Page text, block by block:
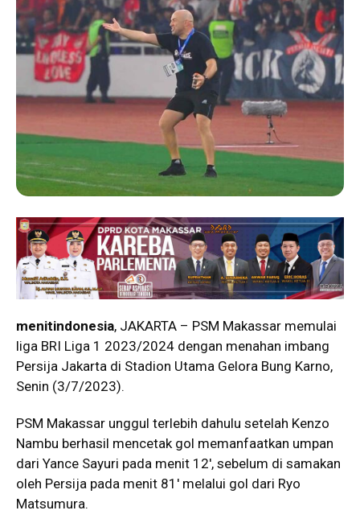
menitindonesia, JAKARTA – PSM Makassar memulai
liga BRI Liga 1 2023/2024 dengan menahan imbang
Persija Jakarta di Stadion Utama Gelora Bung Karno,
Senin (3/7/2023).
PSM Makassar unggul terlebih dahulu setelah Kenzo
Nambu berhasil mencetak gol memanfaatkan umpan
dari Yance Sayuri pada menit 12′, sebelum di samakan
oleh Persija pada menit 81′ melalui gol dari Ryo
Matsumura.